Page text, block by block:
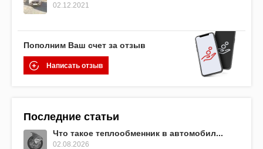
02.12.2021
Пополним Ваш счет за отзыв
Написать отзыв
Последние статьи
Что такое теплообменник в автомобил...
02.08.2026